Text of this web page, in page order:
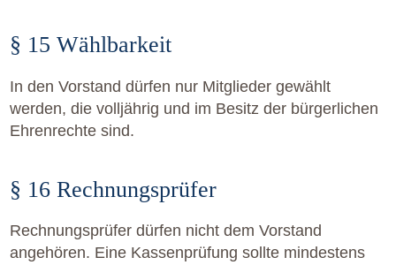
§ 15 Wählbarkeit
In den Vorstand dürfen nur Mitglieder gewählt
werden, die volljährig und im Besitz der bürgerlichen
Ehrenrechte sind.
§ 16 Rechnungsprüfer
Rechnungsprüfer dürfen nicht dem Vorstand
angehören. Eine Kassenprüfung sollte mindestens